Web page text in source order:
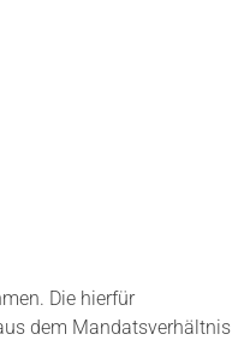
Die hierfür
dem Mandatsverhältnis